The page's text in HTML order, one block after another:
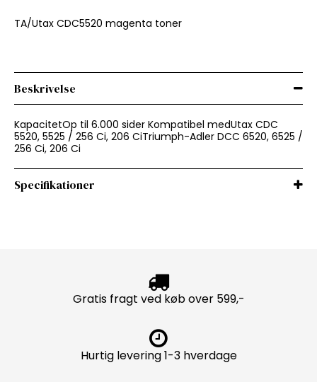
TA/Utax CDC5520 magenta toner
Beskrivelse
KapacitetOp til 6.000 sider Kompatibel medUtax CDC
5520, 5525 / 256 Ci, 206 CiTriumph-Adler DCC 6520, 6525 /
256 Ci, 206 Ci
Specifikationer
Gratis fragt ved køb over 599,-
Hurtig levering 1-3 hverdage